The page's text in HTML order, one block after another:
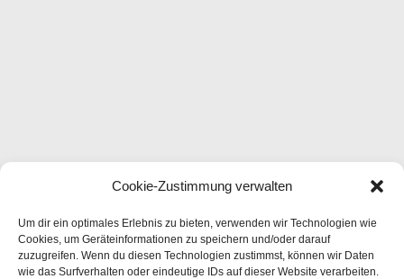
Cookie-Zustimmung verwalten
Um dir ein optimales Erlebnis zu bieten, verwenden wir Technologien wie
Cookies, um Geräteinformationen zu speichern und/oder darauf
zuzugreifen. Wenn du diesen Technologien zustimmst, können wir Daten
wie das Surfverhalten oder eindeutige IDs auf dieser Website verarbeiten.